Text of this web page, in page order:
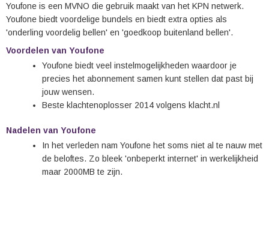
Youfone is een MVNO die gebruik maakt van het KPN netwerk.
Youfone biedt voordelige bundels en biedt extra opties als
'onderling voordelig bellen' en 'goedkoop buitenland bellen'.
Voordelen van Youfone
Youfone biedt veel instelmogelijkheden waardoor je
precies het abonnement samen kunt stellen dat past bij
jouw wensen.
Beste klachtenoplosser 2014 volgens klacht.nl
Nadelen van Youfone
In het verleden nam Youfone het soms niet al te nauw met
de beloftes. Zo bleek 'onbeperkt internet' in werkelijkheid
maar 2000MB te zijn.